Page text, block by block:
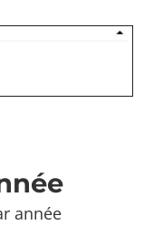
année